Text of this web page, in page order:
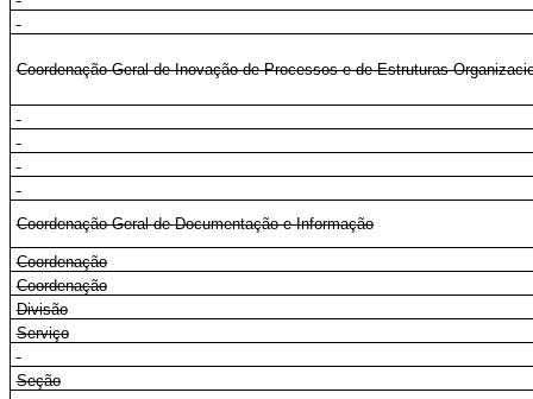
Coordenação-Geral de Inovação de Processos e de Estruturas
Coordenação-Geral de Documentação e Informação
Coordenação
Coordenação
Divisão
Serviço
Seção